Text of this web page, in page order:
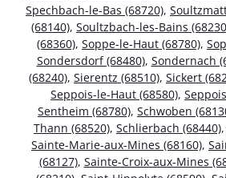
Spechbach-le-Bas (68720),
(68140), Soultzbach-les-Bains
(68360), Soppe-le-Haut (68780),
Sondersdorf (68480), Sondernach
(68240), Sierentz (68510), Sickert
Seppois-le-Haut (68580),
Sentheim (68780), Schwoben
Thann (68520), Schlierbach (68440),
Sainte-Marie-aux-Mines (68160),
(68127), Sainte-Croix-aux-Mines